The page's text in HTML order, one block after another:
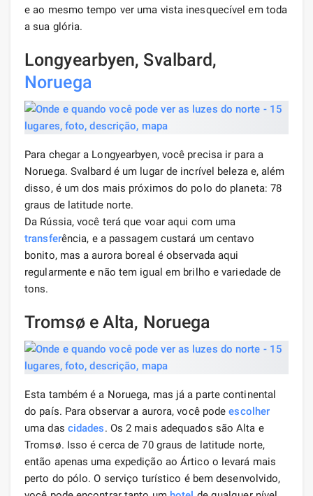
e ao mesmo tempo ver uma vista inesquecível em toda
a sua glória.
Longyearbyen, Svalbard,
Noruega
Para chegar a Longyearbyen, você precisa ir para a
Noruega. Svalbard é um lugar de incrível beleza e, além
disso, é um dos mais próximos do polo do planeta: 78
graus de latitude norte.
Da Rússia, você terá que voar aqui com uma
transferência, e a passagem custará um centavo
bonito, mas a aurora boreal é observada aqui
regularmente e não tem igual em brilho e variedade de
tons.
Tromsø e Alta, Noruega
Esta também é a Noruega, mas já a parte continental
do país. Para observar a aurora, você podeescolher
uma das cidades. Os 2 mais adequados são Alta e
Tromsø. Isso é cerca de 70 graus de latitude norte,
então apenas uma expedição ao Ártico o levará mais
perto do pólo. O serviço turístico é bem desenvolvido,